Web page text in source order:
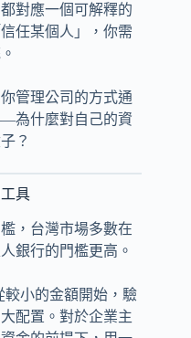
對應一個可解釋的
任某個人」，你需
管理公司的方式通
為什麼對自己的資
？
具
，台灣市場多數在
銀行的門檻更高。
小的金額開始，驗
配置。對於企業主